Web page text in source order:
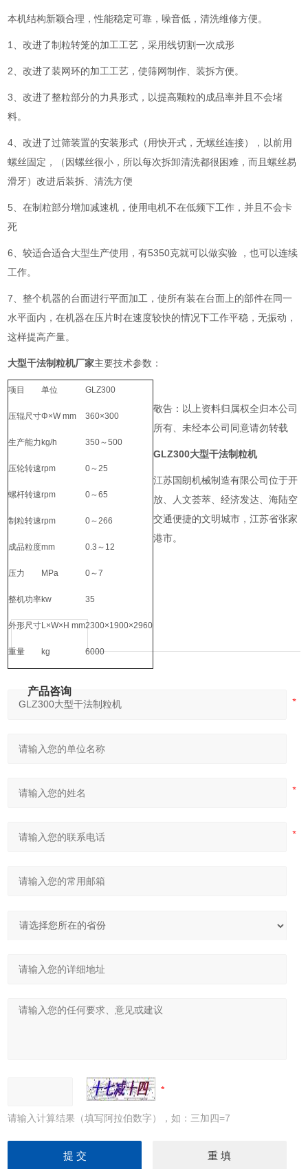
本机结构新颖合理，性能稳定可靠，噪音低，清洗维修方便。
1、改进了制粒转笼的加工工艺，采用线切割一次成形
2、改进了装网环的加工工艺，使筛网制作、装拆方便。
3、改进了整粒部分的力具形式，以提高颗粒的成品率并且不会堵
料。
4、改进了过筛装置的安装形式（用快开式，无螺丝连接），以前用
螺丝固定，（因螺丝很小，所以每次拆卸清洗都很困难，而且螺丝易
滑牙）改进后装拆、清洗方便
5、在制粒部分增加减速机，使用电机不在低频下工作，并且不会卡
死
6、较适合适合大型生产使用，有5350克就可以做实验 ，也可以连续
工作。
7、整个机器的台面进行平面加工，使所有装在台面上的部件在同一
水平面内，在机器在压片时在速度较快的情况下工作平稳，无振动，
这样提高产量。
大型干法制粒机厂家主要技术参数：
项目 单位 GLZ300
压辊尺寸Φ×W mm 360×300
生产能力 kg/h 350～500
压轮转速rpm 0～25
螺杆转速rpm 0～65
制粒转速rpm 0～266
成品粒度mm 0.3～12
压力 MPa 0～7
整机功率kw 35
外形尺寸L×W×H mm2300×1900×2960
重量 kg 6000
敬告：以上资料归属权全归本公司
所有、未经本公司同意请勿转载
GLZ300大型干法制粒机
江苏国朗机械制造有限公司位于开
放、人文荟萃、经济发达、海陆空
交通便捷的文明城市，江苏省张家
港市。
产品咨询
请输入计算结果（填写阿拉伯数字），如：三加四=7